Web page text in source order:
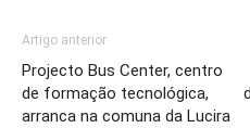
Artigo anterior
Projecto Bus Center, centro
de formação tecnológica,
arranca na comuna da Lucira